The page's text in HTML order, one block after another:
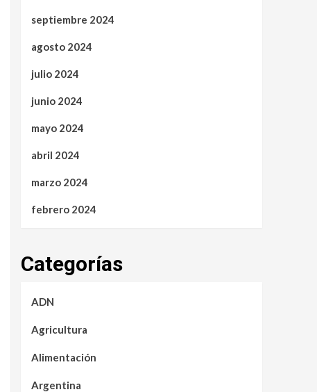
septiembre 2024
agosto 2024
julio 2024
junio 2024
mayo 2024
abril 2024
marzo 2024
febrero 2024
Categorías
ADN
Agricultura
Alimentación
Argentina